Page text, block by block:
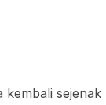
kembali